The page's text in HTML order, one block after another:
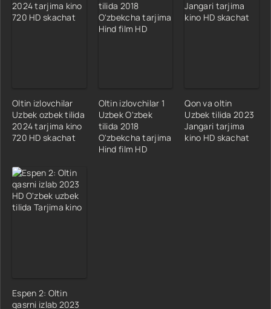
Oltin izlovchilar
Uzbek ozbek tilida
2024 tarjima kino
720 HD skachat
Oltin izlovchilar 1
Uzbek O'zbek
tilida 2018
O'zbekcha tarjima
Hind film HD
Qon va oltin
Uzbek tilida 2023
Jangari tarjima
kino HD skachat
Espen 2: Oltin
qasrni izlab 2023